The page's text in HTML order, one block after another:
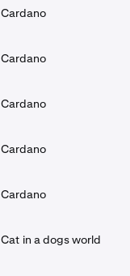
Cardano
Cardano
Cardano
Cardano
Cardano
Cat in a dogs world